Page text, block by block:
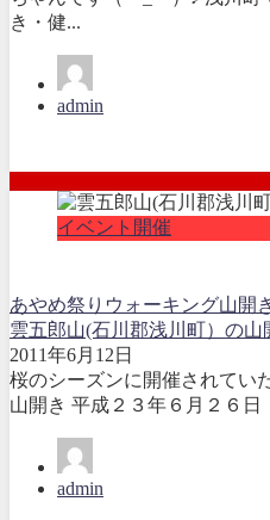
き・健...
admin
イベント開催
あやめ祭り ウォーキング山開
雲五郎山(石川郡浅川町）の山
2011年6月12日
桜のシーズンに開催されてい
山開き 平成２３年６月２６日
admin